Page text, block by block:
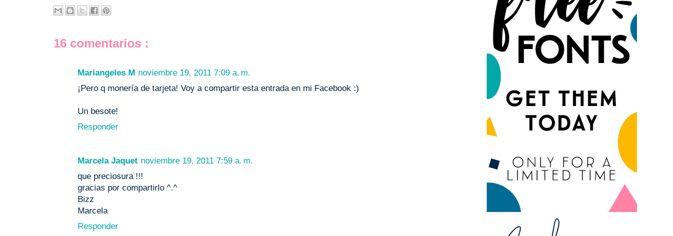
16 comentarios :
Mariangeles M noviembre 19, 2011 7:09 a. m.
¡Pero q monería de tarjeta! Voy a compartir esta entrada en mi Facebook :)
Un besote!
Responder
Marcela Jaquet noviembre 19, 2011 7:59 a. m.
que preciosura !!!
gracias por compartirlo ^.^
Bizz
Marcela
Responder